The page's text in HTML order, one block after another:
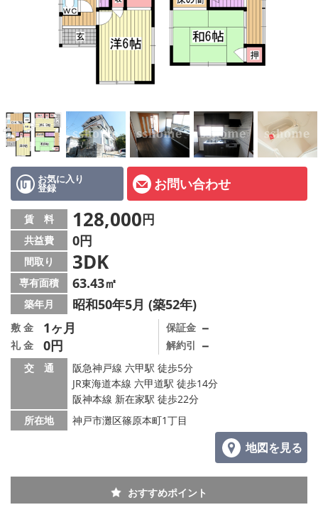
地域から探す
地図から探す
会社概要
メールでお問い合わせ
お気に入り
登録 お問い合わせ
賃 料 128,000円
共益費 0円
間取り 3DK
専有面積 63.43㎡
築年月 昭和50年5月 (築52年)
敷 金 1ヶ月
礼 金 0円
保証金 －
解約引 －
交 通
阪急神戸線 六甲駅 徒歩5分
JR東海道本線 六甲道駅 徒歩14分
阪神本線 新在家駅 徒歩22分
所在地
神戸市灘区篠原本町1丁目
地図を見る
おすすめポイント